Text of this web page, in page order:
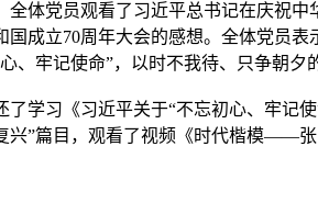
全体党员观看了习近平总书记在庆祝中
国成立70周年大会的感想。全体党员表
、牢记使命”，以时不我待、只争朝
了学习《习近平关于“不忘初心、牢记
兴”篇目，观看了视频《时代楷模——